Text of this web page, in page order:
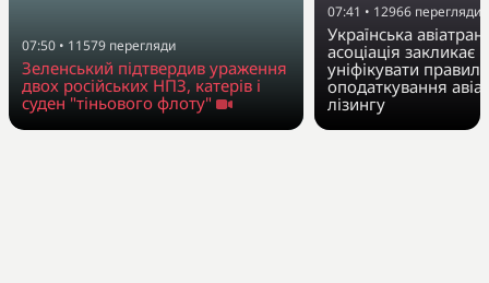
07:50 • 11579 перегляди
Зеленський підтвердив ураження
двох російських НПЗ, катерів і
суден "тіньового флоту"
07:41 • 12966 перегляди
Українська
асоціація закликає
уніфікувати правила
оподаткування
лізингу